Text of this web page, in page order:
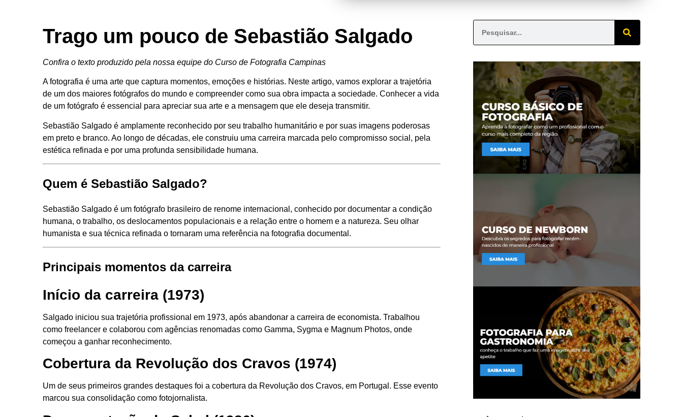
Trago um pouco de Sebastião Salgado
Confira o texto produzido pela nossa equipe do Curso de Fotografia Campinas
A fotografia é uma arte que captura momentos, emoções e histórias. Neste artigo, vamos explorar a trajetória
de um dos maiores fotógrafos do mundo e compreender como sua obra impacta a sociedade. Conhecer a vida
de um fotógrafo é essencial para apreciar sua arte e a mensagem que ele deseja transmitir.
Sebastião Salgado é amplamente reconhecido por seu trabalho humanitário e por suas imagens poderosas
em preto e branco. Ao longo de décadas, ele construiu uma carreira marcada pelo compromisso social, pela
estética refinada e por uma profunda sensibilidade humana.
Quem é Sebastião Salgado?
Sebastião Salgado é um fotógrafo brasileiro de renome internacional, conhecido por documentar a condição
humana, o trabalho, os deslocamentos populacionais e a relação entre o homem e a natureza. Seu olhar
humanista e sua técnica refinada o tornaram uma referência na fotografia documental.
Principais momentos da carreira
Início da carreira (1973)
Salgado iniciou sua trajetória profissional em 1973, após abandonar a carreira de economista. Trabalhou
como freelancer e colaborou com agências renomadas como Gamma, Sygma e Magnum Photos, onde
começou a ganhar reconhecimento.
Cobertura da Revolução dos Cravos (1974)
Um de seus primeiros grandes destaques foi a cobertura da Revolução dos Cravos, em Portugal. Esse evento
marcou sua consolidação como fotojornalista.